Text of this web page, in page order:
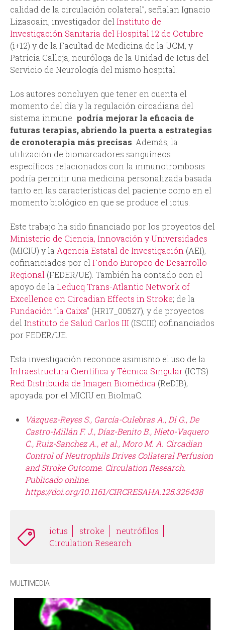
calidad de la circulación colateral”, señalan Ignacio
Lizasoain, investigador del Instituto de
Investigación Sanitaria del Hospital 12 de Octubre
(i+12) y de la Facultad de Medicina de la UCM, y
Patricia Calleja, neuróloga de la Unidad de Ictus del
Servicio de Neurología del mismo hospital.
Los autores concluyen que tener en cuenta el
momento del día y la regulación circadiana del
sistema inmune podría mejorar la eficacia de
futuras terapias, abriendo la puerta a estrategias
de cronoterapia más precisas . Además, la
utilización de biomarcadores sanguíneos
específicos relacionados con la inmunotrombosis
podría permitir una medicina personalizada basada
tanto en las características del paciente como en el
momento biológico en que se produce el ictus.
Este trabajo ha sido financiado por los proyectos del
Ministerio de Ciencia, Innovación y Universidades
(MICIU) y la Agencia Estatal de Investigación (AEI),
cofinanciados por el Fondo Europeo de Desarrollo
Regional (FEDER/UE). También ha contado con el
apoyo de la Leducq Trans-Atlantic Network of
Excellence on Circadian Effects in Stroke; de la
Fundación ”la Caixa” (HR17_00527), y de proyectos
del Instituto de Salud Carlos III (ISCIII) cofinanciados
por FEDER/UE.
Esta investigación reconoce asimismo el uso de la
Infraestructura Científica y Técnica Singular (ICTS)
Red Distribuida de Imagen Biomédica (ReDIB),
apoyada por el MICIU en BioImaC.
Vázquez-Reyes S., García-Culebras A., Di G., De
Castro-Millán F. J., Díaz-Benito B., Nieto-Vaquero
C., Ruiz-Sanchez A., et al., Moro M. A. Circadian
Control of Neutrophils Drives Collateral Perfusion
and Stroke Outcome. Circulation Research.
Publicado online.
https://doi.org/10.1161/CIRCRESAHA.125.326438
ictus stroke
neutrófilos
Circulation Research
MULTIMEDIA